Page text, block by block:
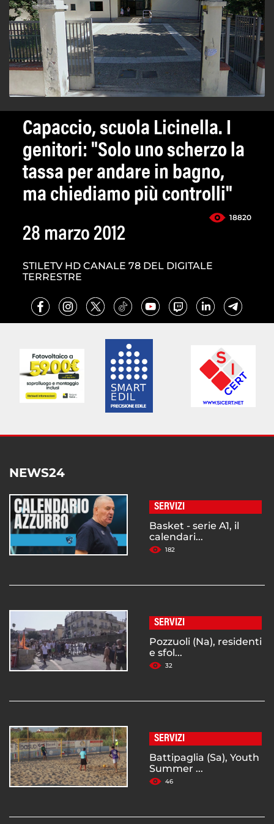
Capaccio, scuola Licinella. I
genitori: "Solo uno scherzo la
tassa per andare in bagno,
ma chiediamo più controlli"
18820
28 marzo 2012
STILETV HD CANALE 78 DEL DIGITALE
TERRESTRE
NEWS24
SERVIZI
Basket - serie A1, il
calendari...
182
SERVIZI
Pozzuoli (Na), residenti
e sfol...
32
SERVIZI
Battipaglia (Sa), Youth
Summer ...
46